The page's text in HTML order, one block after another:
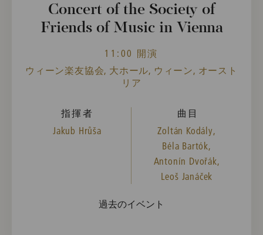
Concert of the Society of
Friends of Music in Vienna
11:00 開演
ウィーン楽友協会, 大ホール, ウィーン, オースト
リア
指揮者
Jakub Hrůša
曲目
Zoltán Kodály,
Béla Bartók,
Antonín Dvořák,
Leoš Janáček
過去のイベント